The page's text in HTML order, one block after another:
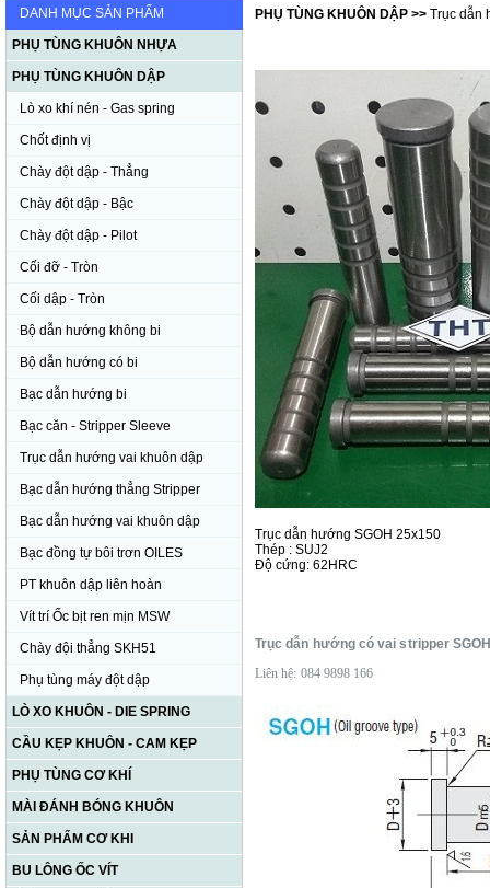
DANH MỤC SẢN PHẨM
PHỤ TÙNG KHUÔN NHỰA
PHỤ TÙNG KHUÔN DẬP
Lò xo khí nén - Gas spring
Chốt định vị
Chày đột dập - Thẳng
Chày đột dập - Bậc
Chày đột dập - Pilot
Cối đỡ - Tròn
Cối dập - Tròn
Bộ dẫn hướng không bi
Bộ dẫn hướng có bi
Bạc dẫn hướng bi
Bạc căn - Stripper Sleeve
Trục dẫn hướng vai khuôn dập
Bạc dẫn hướng thẳng Stripper
Bạc dẫn hướng vai khuôn dập
Bạc đồng tự bôi trơn OILES
PT khuôn dập liên hoàn
Vít trí Ốc bịt ren mịn MSW
Chày đội thẳng SKH51
Phụ tùng máy đột dập
LÒ XO KHUÔN - DIE SPRING
CẦU KẸP KHUÔN - CAM KẸP
PHỤ TÙNG CƠ KHÍ
MÀI ĐÁNH BÓNG KHUÔN
SẢN PHẨM CƠ KHI
BU LÔNG ỐC VÍT
PHỤ TÙNG KHUÔN DẬP >> Trục dẫn
Trục dẫn hướng SGOH 25x150
Thép : SUJ2
Độ cứng: 62HRC
Trục dẫn hướng có vai stripper
Liên hệ: 084 9898 166